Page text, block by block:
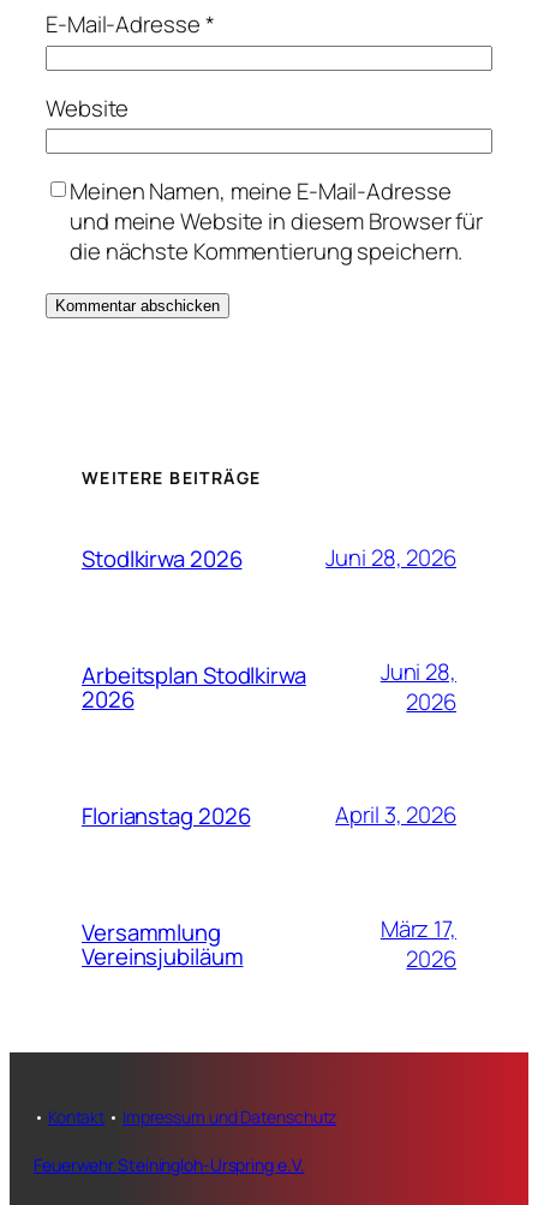
E-Mail-Adresse*
Website
Meinen Namen, meine E-Mail-Adresse
und meine Website in diesem Browser für
die nächste Kommentierung speichern.
WEITERE BEITRÄGE
Stodlkirwa 2026 Juni 28, 2026
Arbeitsplan Stodlkirwa
2026
Juni 28,
2026
Florianstag 2026 April 3, 2026
Versammlung
Vereinsjubiläum
März 17,
2026
• Kontakt • Impressum und Datenschutz
Feuerwehr Steiningloh-Urspring e.V.